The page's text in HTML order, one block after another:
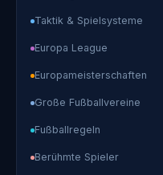
Taktik & Spielsysteme
Europa League
Europameisterschaften
Große Fußballvereine
Fußballregeln
Berühmte Spieler